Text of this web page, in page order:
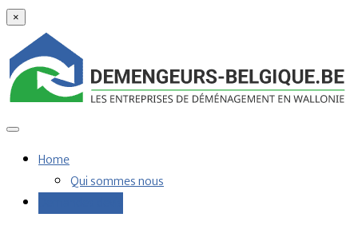
×
Home
Qui sommes nous